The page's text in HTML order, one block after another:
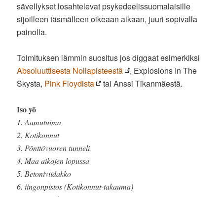
sävellykset losahtelevat psykedeelissuomalaisille
sijoilleen täsmälleen oikeaan aikaan, juuri sopivalla
painolla.
Toimituksen lämmin suositus jos diggaat esimerkiksi
Absoluuttisesta Nollapisteestä
, Explosions In The
Skysta, Pink Floydista tai Anssi Tikanmäestä.
Iso yö
1. Aamutuima
2. Kotikonnut
3. Pönttövuoren tunneli
4. Maa aikojen lopussa
5. Betoniviidakko
6. iingonpistos (Kotikonnut-takauma)